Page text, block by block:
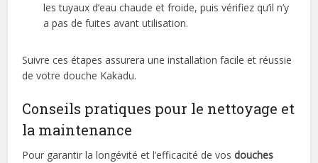
les tuyaux d’eau chaude et froide, puis vérifiez qu’il n’y
a pas de fuites avant utilisation.
Suivre ces étapes assurera une installation facile et réussie
de votre douche Kakadu.
Conseils pratiques pour le nettoyage et
la maintenance
Pour garantir la longévité et l’efficacité de vosdouches